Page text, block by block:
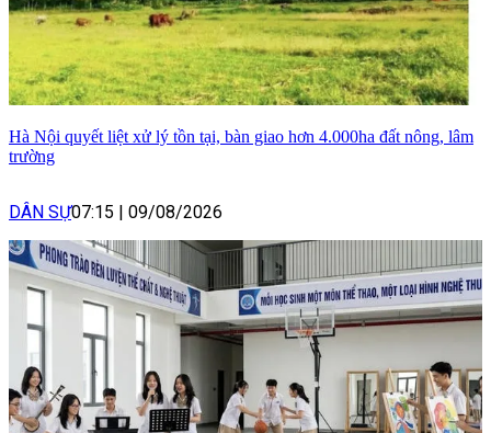
Hà Nội quyết liệt xử lý tồn tại, bàn giao hơn 4.000ha đất nông, lâm
trường
DÂN SỰ07:15 09/08/2026